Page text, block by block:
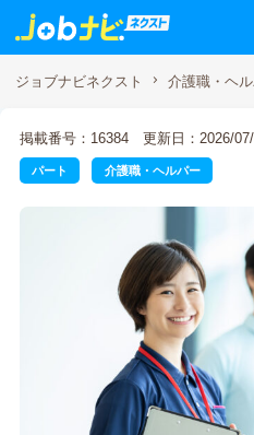
ジョブナビネクスト 介護職・ヘ
掲載番号：16384 更新日：2026/
パート 介護職・ヘルパー